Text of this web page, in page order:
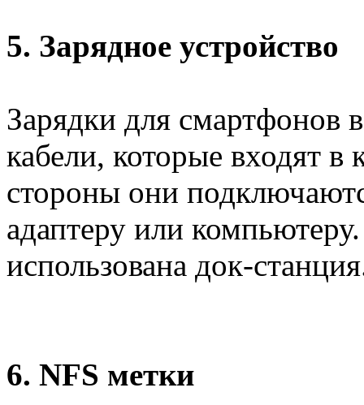
5. Зарядное устройство
Зарядки для смартфонов
кабели, которые входят
стороны они
адаптеру или
использована док-
6. NFS метки